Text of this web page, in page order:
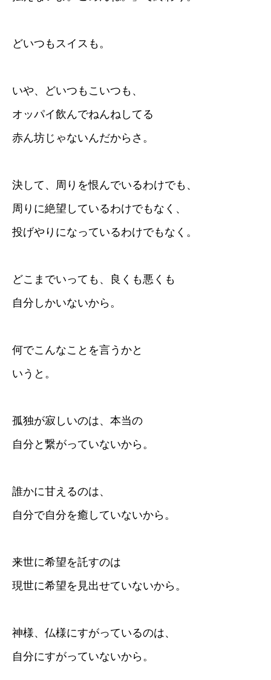
どいつもスイスも。
いや、どいつもこいつも、
オッパイ飲んでねんねしてる
赤ん坊じゃないんだからさ。
決して、周りを恨んでいるわけでも、
周りに絶望しているわけでもなく、
投げやりになっているわけでもなく。
どこまでいっても、良くも悪くも
自分しかいないから。
何でこんなことを言うかと
いうと。
孤独が寂しいのは、本当の
自分と繋がっていないから。
誰かに甘えるのは、
自分で自分を癒していないから。
来世に希望を託すのは
現世に希望を見出せていないから。
神様、仏様にすがっているのは、
自分にすがっていないから。